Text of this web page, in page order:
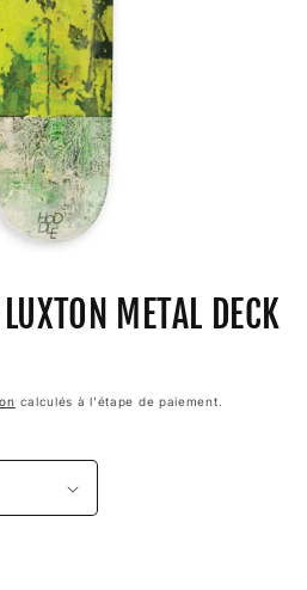
METAL DECK
calculés à l'étape de paiement.